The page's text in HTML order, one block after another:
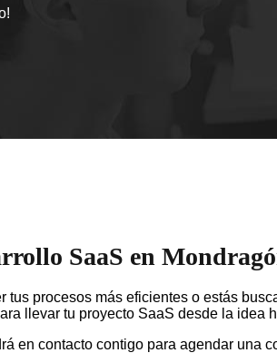
SaaS en
procesos más eficientes o estás
llevar tu proyecto SaaS desde la idea
en contacto contigo para agendar una